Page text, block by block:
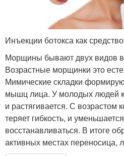
Инъекции ботокса как
Морщины бывают двух видов
Возрастные морщинки это
Мимические складки
мышц лица. У молодых людей
и растягивается. С возрастом
теряет гибкость, и
восстанавливаться. В итоге
активных местах переносица,